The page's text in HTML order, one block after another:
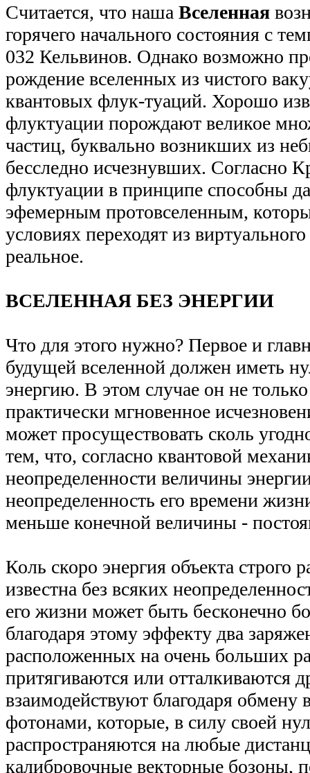
Считается, что наша Вселенная
горячего начального состояния с
032 Кельвинов. Однако возможно
рождение вселенных из чистого
квантовых флук-туаций. Хорошо
флуктуации порождают великое
частиц, буквально возникших из
бесследно исчезнувших. Согласно
флуктуации в принципе способны
эфемерным протовселенным,
условиях переходят из
реальное.
ВСЕЛЕННАЯ БЕЗ ЭНЕРГИИ
Что для этого нужно? Первое и
будущей вселенной должен иметь
энергию. В этом случае он не
практически мгновенное
может просуществовать сколь
тем, что, согласно квантовой
неопределенности величины
неопределенность его времени
меньше конечной величины -
Коль скоро энергия объекта строго
известна без всяких
его жизни может быть бесконечно
благодаря этому эффекту два
расположенных на очень больших
притягиваются или отталкиваются
взаимодействуют благодаря обмену
фотонами, которые, в силу своей
распространяются на любые
калибровочные векторные бозоны,